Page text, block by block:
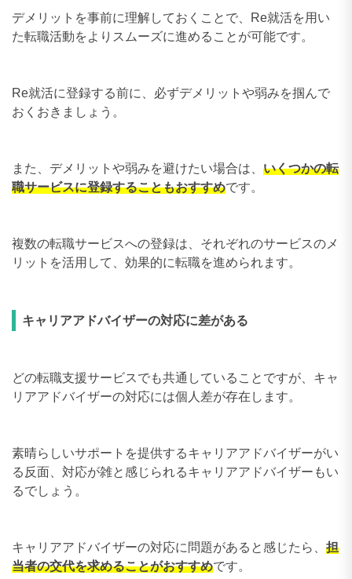
デメリットを事前に理解しておくことで、Re就活を用い
た転職活動をよりスムーズに進めることが可能です。
Re就活に登録する前に、必ずデメリットや弱みを掴んで
おくおきましょう。
また、デメリットや弱みを避けたい場合は、 いくつかの転
職サービスに登録することもおすすめです。
複数の転職サービスへの登録は、それぞれのサービスのメ
リットを活用して、効果的に転職を進められます。
キャリアアドバイザーの対応に差がある
どの転職支援サービスでも共通していることですが、キャ
リアアドバイザーの対応には個人差が存在します。
素晴らしいサポートを提供するキャリアアドバイザーがい
る反面、対応が雑と感じられるキャリアアドバイザーもい
るでしょう。
キャリアアドバイザーの対応に問題があると感じたら、 担
当者の交代を求めることがおすすめです。